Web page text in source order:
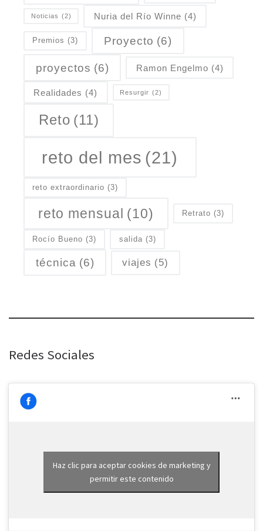
Noticias (2) Nuria del Río Winne (4)
Premios (3) Proyecto (6)
proyectos (6) Ramon Engelmo (4)
Realidades (4) Resurgir (2)
Reto (11)
reto del mes (21)
reto extraordinario (3)
reto mensual (10) Retrato (3)
Rocío Bueno (3) salida (3)
técnica (6) viajes (5)
Redes Sociales
Haz clic para aceptar cookies de marketing y
permitir este contenido